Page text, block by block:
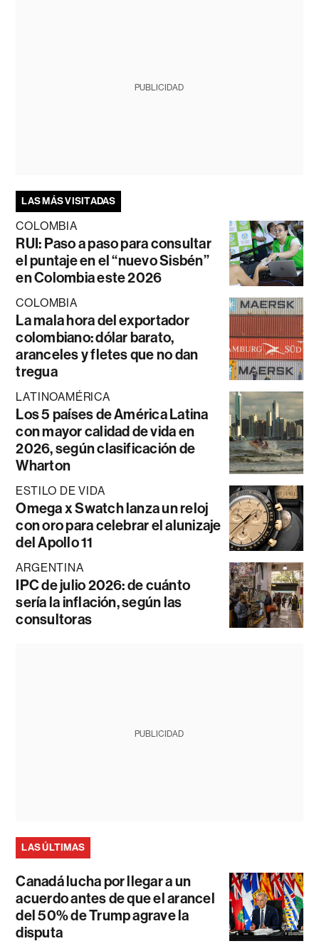
PUBLICIDAD
LAS MÁS VISITADAS
COLOMBIA
RUI: Paso a paso para consultar
el puntaje en el “nuevo Sisbén”
en Colombia este 2026
COLOMBIA
La mala hora del exportador
colombiano: dólar barato,
aranceles y fletes que no dan
tregua
LATINOAMÉRICA
Los 5 países de América Latina
con mayor calidad de vida en
2026, según clasificación de
Wharton
ESTILO DE VIDA
Omega x Swatch lanza un reloj
con oro para celebrar el alunizaje
del Apollo 11
ARGENTINA
IPC de julio 2026: de cuánto
sería la inflación, según las
consultoras
PUBLICIDAD
LAS ÚLTIMAS
Canadá lucha por llegar a un
acuerdo antes de que el arancel
del 50% de Trump agrave la
disputa